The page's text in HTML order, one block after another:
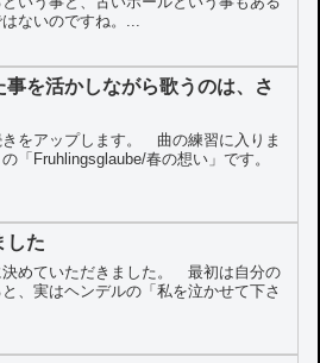
ないのですね。...
を活かしながら歌うのは、さ
をアップします。 曲の練習に入りま
「Fruhlingsglaube/春の想い」です。
した
決めていただきました。 最初は自分の
、実はヘンデルの「私を泣かせて下さ